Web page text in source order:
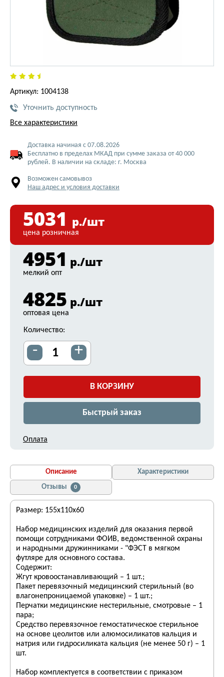
Артикул: 1004138
Уточнить доступность
Все характеристики
Доставка начиная с 07.08.2026
Бесплатно в пределах МКАД при сумме заказа от 40 000
рублей. В наличии на складе: г. Москва
Возможен самовывоз
Наш адрес и условия доставки
5031 р./шт
цена розничная
4951 р./шт
мелкий опт
4825 р./шт
оптовая цена
Количество:
- +
В КОРЗИНУ
Быстрый заказ
Оплата
Описание
Характеристики
Отзывы
0
Размер: 155х110х60
Набор медицинских изделий для оказания первой
помощи сотрудниками ФОИВ, ведомственной охраны
и народными дружинниками - "ФЭСТ в мягком
футляре для основного состава.
Содержит:
Жгут кровоостанавливающий – 1 шт.;
Пакет перевязочный медицинский стерильный (во
влагонепроницаемой упаковке) – 1 шт.;
Перчатки медицинские нестерильные, смотровые – 1
пара;
Средство перевязочное гемостатическое стерильное
на основе цеолитов или алюмосиликатов кальция и
натрия или гидросиликата кальция (не менее 50 г) – 1
шт.
Набор комплектуется в соответствии с приказом